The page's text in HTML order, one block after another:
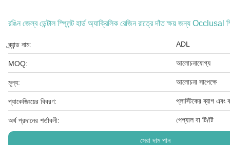
রঙিন জেল্ব ডেন্টাল স্প্লিন্ট হার্ড অ্যাক্রিলিক রেজিন রাত্রে দাঁত ক্ষয় জন্য Occlusal
ব্র্যান্ড নাম: ADL
MOQ: আলোচনাযোগ্য
মূল্য: আলোচনা সাপেক্ষে
প্যাকেজিংয়ের বিবরণ: প্লাস্টিকের ব্যাগ এবং
অর্থ প্রদানের শর্তাবলী: পেপ্যাল ​​বা টি/টি
সেরা দাম পান